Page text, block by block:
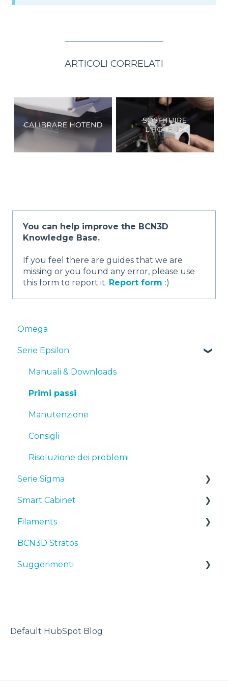
ARTICOLI CORRELATI
You can help improve the BCN3D
Knowledge Base.
If you feel there are guides that we are
missing or you found any error, please use
this form to report it. Report form :)
Omega
Serie Epsilon
Manuali & Downloads
Primi passi
Manutenzione
Consigli
Risoluzione dei problemi
Serie Sigma
Manuali & downloads
Primi passi
Manutenzione
Consigli
Smart Cabinet
Manuals & Downloads
First steps
Maintenance
Filaments
Suggerimenti
TPU
BCN3D Stratos
Suggerimenti
Default HubSpot Blog